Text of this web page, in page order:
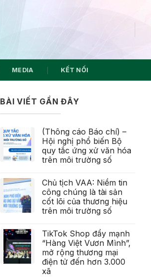
MEDIA KẾT NỐI
BÀI VIẾT GẦN ĐÂY
(Thông cáo Báo chí) –
Hội nghị phổ biến Bộ
quy tắc ứng xử văn hóa
trên môi trường số
Chủ tịch VAA: Niềm tin
công chúng là tài sản
cốt lõi của thương hiệu
trên môi trường số
TikTok Shop đẩy mạnh
“Hàng Việt Vươn Mình”,
mở rộng thương mại
điện tử đến hơn 3.000
xã